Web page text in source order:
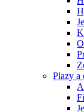
Plazy a